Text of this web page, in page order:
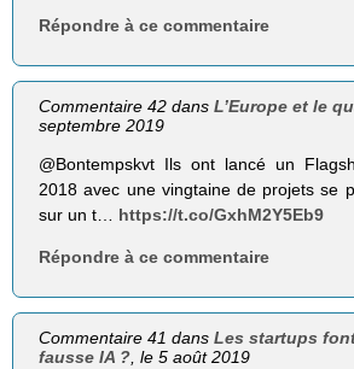
Répondre à ce commentaire
Commentaire 42 dansL’Europe et le
septembre 2019
@Bontempskvt Ils ont lancé un
2018 avec une vingtaine de projets se
sur un t… https://t.co/GxhM2Y5Eb9
Répondre à ce commentaire
Commentaire 41 dansLes startups
fausse IA ? , le 5 août 2019